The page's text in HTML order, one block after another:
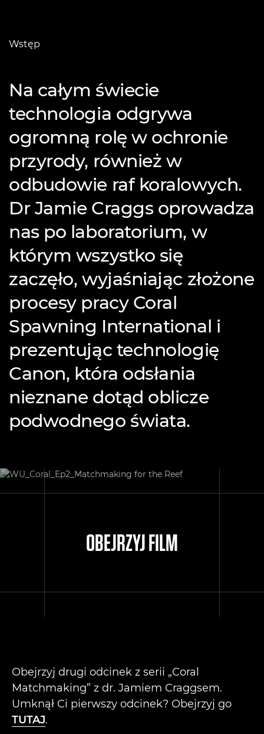
Wstęp
Na całym świecie
technologia odgrywa
ogromną rolę w ochronie
przyrody, również w
odbudowie raf koralowych.
Dr Jamie Craggs oprowadza
nas po laboratorium, w
którym wszystko się
zaczęło, wyjaśniając złożone
procesy pracy Coral
Spawning International i
prezentując technologię
Canon, która odsłania
nieznane dotąd oblicze
podwodnego świata.
OBEJRZYJ FILM
Obejrzyj drugi odcinek z serii „Coral
Matchmaking” z dr. Jamiem Craggsem.
Umknął Ci pierwszy odcinek? Obejrzyj go
TUTAJ.